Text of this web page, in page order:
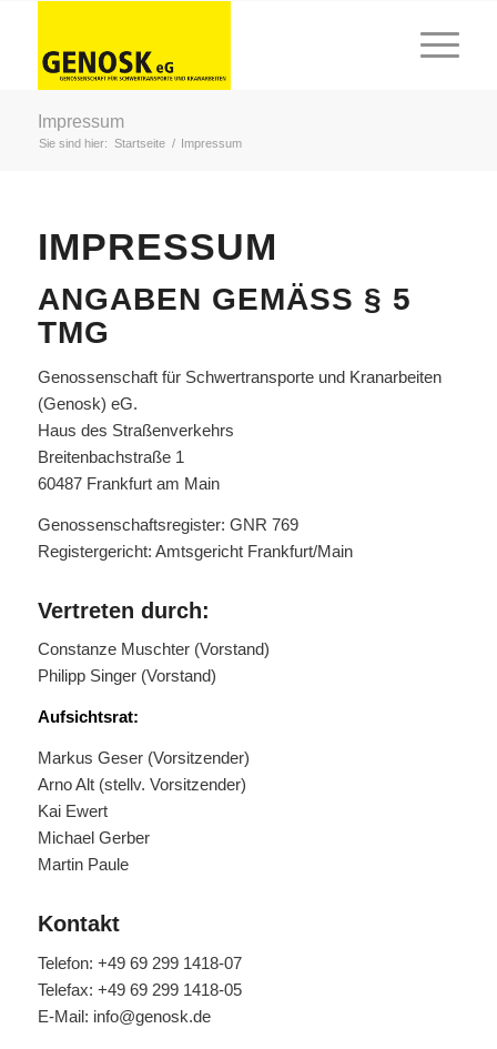
Impressum
Sie sind hier: Startseite / Impressum
IMPRESSUM
ANGABEN GEMÄSS § 5 T
MG
Genossenschaft für Schwertransporte und Kranarbeiten
(Genosk) eG.
Haus des Straßenverkehrs
Breitenbachstraße 1
60487 Frankfurt am Main
Genossenschaftsregister: GNR 769
Registergericht: Amtsgericht Frankfurt/Main
Vertreten durch:
Constanze Muschter (Vorstand)
Philipp Singer (Vorstand)
Aufsichtsrat:
Markus Geser (Vorsitzender)
Arno Alt (stellv. Vorsitzender)
Kai Ewert
Michael Gerber
Martin Paule
Kontakt
Telefon: +49 69 299 1418-07
Telefax: +49 69 299 1418-05
E-Mail: info@genosk.de